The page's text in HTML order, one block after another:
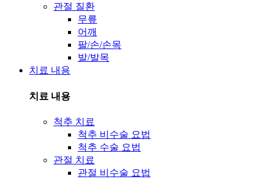
관절 질환
무릎
어깨
팔/손/손목
발/발목
치료 내용
치료 내용
척추 치료
척추 비수술 요법
척추 수술 요법
관절 치료
관절 비수술 요법